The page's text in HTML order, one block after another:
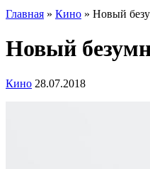
Главная » Кино » Новый
Новый
Кино 28.07.2018